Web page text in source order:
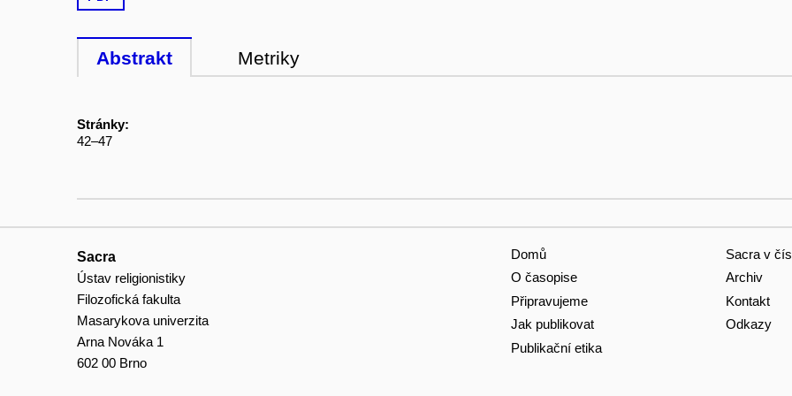
Abstrakt Metriky
Stránky:
42–47
Sacra
Ústav religionistiky
Filozofická fakulta
Masarykova univerzita
Arna Nováka 1
602 00 Brno
Domů
O časopise
Připravujeme
Jak publikovat
Publikační etika
Sacra v
Archiv
Kontakt
Odkazy